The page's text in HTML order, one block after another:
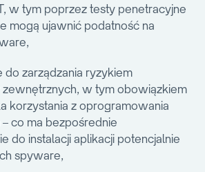
, w tym poprzez testy penetracyjne
mogą ujawnić podatność na
do zarządzania ryzykiem
w tym obowiązkiem
korzystania z oprogramowania
co ma bezpośrednie
do instalacji aplikacji potencjalnie
spyware,